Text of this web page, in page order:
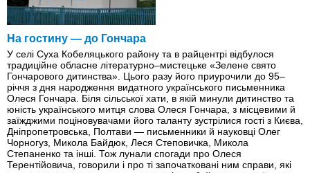
На гостину — до Гончара
У селі Суха Кобеляцького району та в райцентрі відбулося
традиційне обласне літературно–мистецьке «Зелене свято
Гончарового дитинства». Цього разу його приурочили до 95–
річчя з дня народження видатного українського письменника
Олеся Гончара. Біля сільської хати, в якій минули дитинство та
юність українського митця слова Олеся Гончара, з місцевими й
заїжджими поціновувачами його таланту зустрілися гості з Києва,
Дніпропетровська, Полтави — письменники й науковці Олег
Чорногуз, Микола Байдюк, Леся Степовичка, Микола
Степаненко та інші. Тож лунали спогади про Олеся
Терентійовича, говорили і про ті започатковані ним справи, які